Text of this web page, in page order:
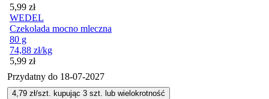
Cena
5,99 zł
WEDEL
Czekolada mocno mleczna
80 g
74,88 zł/kg
Cena
5,99 zł
Przydatny do 18-07-2027
4,79 zł/szt. kupując 3 szt. lub wielokrotność